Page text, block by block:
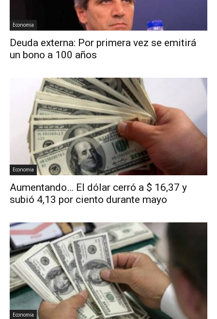
Economia
Deuda externa: Por primera vez se emitirá
un bono a 100 años
Economia
Aumentando… El dólar cerró a $ 16,37 y
subió 4,13 por ciento durante mayo
Economia